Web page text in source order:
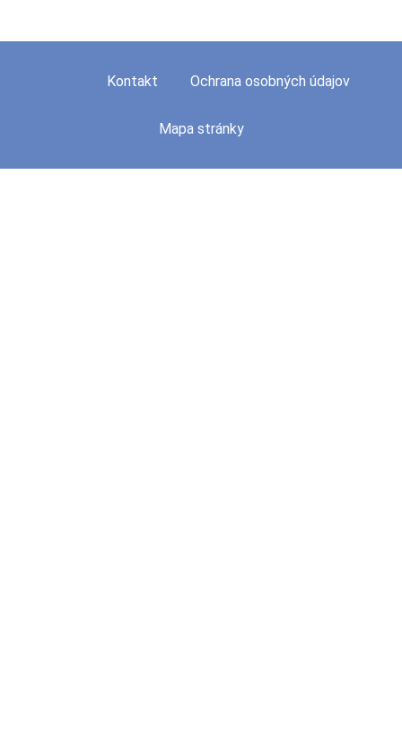
Kontakt Ochrana osobných údajov
Mapa stránky